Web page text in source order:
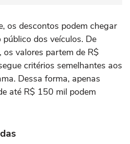
os descontos podem chegar
dos veículos. De
os valores partem de R$
critérios semelhantes aos
Dessa forma, apenas
até R$ 150 mil podem